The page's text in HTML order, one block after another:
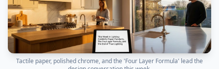
Tactile paper, polished chrome, and the 'Four Layer Formula' lead the